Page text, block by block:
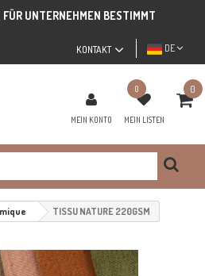
UNTERNEHMEN BESTIMMT
DE
KONTAKT
MEIN KONTO
0
MEIN LISTEN
0
TISSU NATURE 220GSM